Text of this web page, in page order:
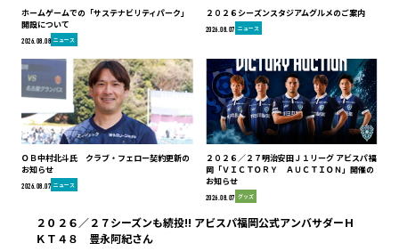
ホームゲームでの「サステナビリティパーク」
開設について
2026.08.08 ニュース
２０２６シーズンスタジアムグルメのご案内
2026.08.07 ニュース
ＯＢ中村北斗氏 クラブ・フェロー契約更新の
お知らせ
2026.08.07 ニュース
２０２６／２７明治安田Ｊ１リーグ アビスパ福
岡「ＶＩＣＴＯＲＹ ＡＵＣＴＩＯＮ」開催の
お知らせ
2026.08.07 グッズ
２０２６／２７シーズンも続投!! アビスパ福岡公式アンバサダーＨ
ＫＴ４８ 豊永阿紀さん